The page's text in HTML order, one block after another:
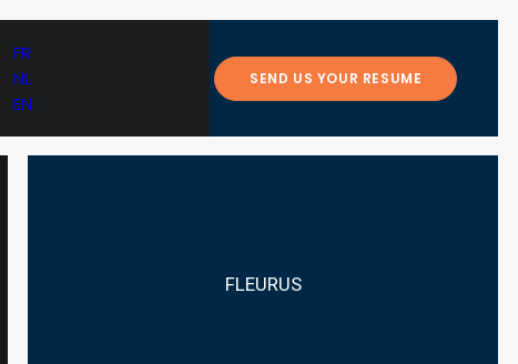
FR
NL
EN
SEND US YOUR RESUME
FLEURUS